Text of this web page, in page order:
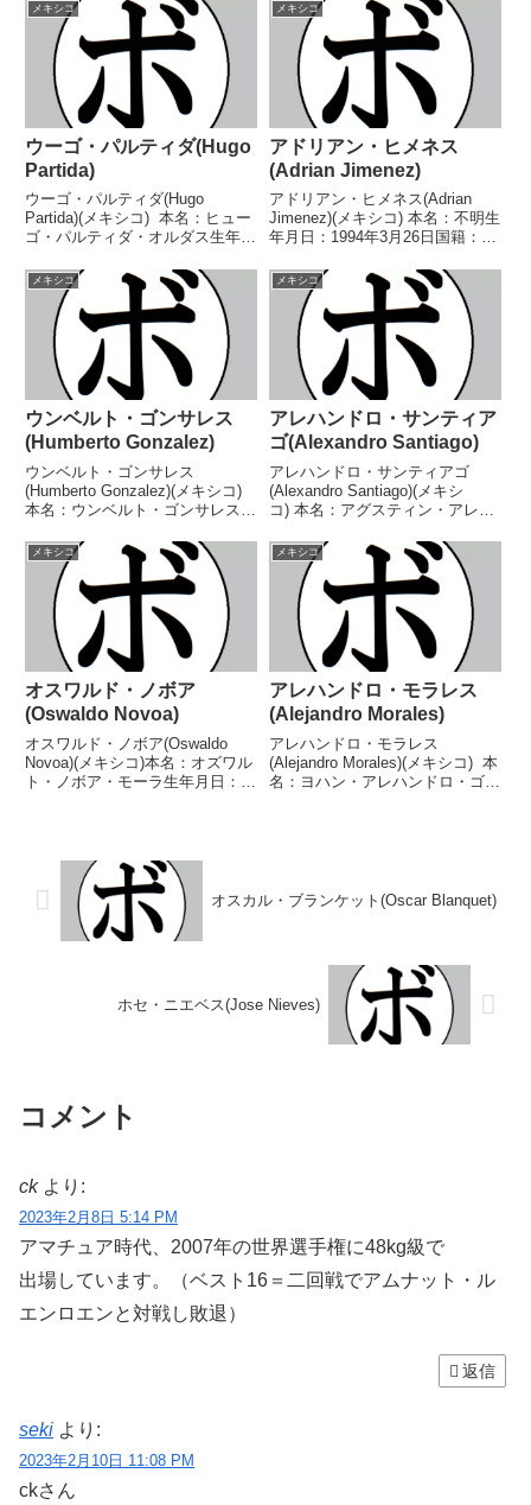
メキシコ
ウーゴ・パルティダ(Hugo
Partida)
ウーゴ・パルティダ(Hugo
Partida)(メキシコ) 本名：ヒュー
ゴ・パルティダ・オルダス生年月
シコ戦績：31戦21勝(16KO)8敗2
分 【獲得タイトル】WBC中央ア
メリカスーパーバンタム級暫...
メキシコ
アドリアン・ヒメネス
(Adrian Jimenez)
アドリアン・ヒメネス(Adrian
Jimenez)(メキシコ) 本名：不明生
年月日：1994年3月26日国籍：メ
分 【獲得タイトル】なし 【戦
歴】2011/07/29 ○4R判定 2-
0(38-38...
メキシコ
ウンベルト・ゴンサレス
(Humberto Gonzalez)
ウンベルト・ゴンサレス
(Humberto Gonzalez)(メキシコ)
本名：ウンベルト・ゴンサレス生
キシコ戦績：46戦43勝(30KO)3敗
【獲得タイトル】メキシコライト
フライ級王座第14代WBC世界
ラ...
メキシコ
アレハンドロ・サンティア
ゴ(Alexandro Santiago)
アレハンドロ・サンティアゴ
(Alexandro Santiago)(メキシ
コ) 本名：アグスティン・アレク
ス生年月日：1996年2月7日国
籍：メキシコ戦績：41戦30勝
(16KO)6敗5分 【獲得タイトル】
メキ...
メキシコ
オスワルド・ノボア
(Oswaldo Novoa)
オスワルド・ノボア(Oswaldo
Novoa)(メキシコ)本名：オズワル
ト・ノボア・モーラ生年月日：
ライ級王座FECOMBOXメキシ
メキシコ
アレハンドロ・モラレス
(Alejandro Morales)
アレハンドロ・モラレス
(Alejandro Morales)(メキシコ) 本
名：ヨハン・アレハンドロ・ゴメ
オスカル・ブランケット(Oscar Blanquet)
ホセ・ニエベス(Jose Nieves)
コメント
ck より:
2023年2月8日 5:14 PM
アマチュア時代、2007年の世界選手権に48kg級で
出場しています。（ベスト16＝二回戦でアムナット・ル
エンロエンと対戦し敗退）
返信
seki より:
2023年2月10日 11:08 PM
ckさん